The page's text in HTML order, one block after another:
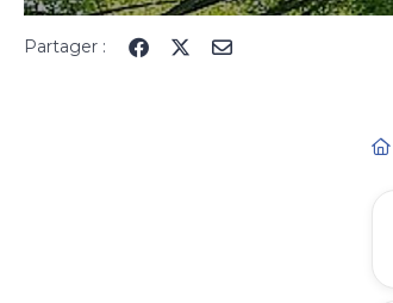
Partager :